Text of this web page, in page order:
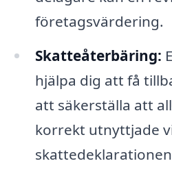
företagsvärdering.
Skatteåterbäring:
hjälpa dig att få
att säkerställa att
korrekt utnyttjade